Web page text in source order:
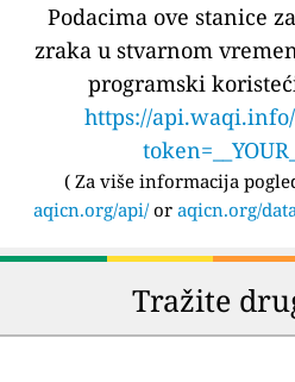
Podacima ove stanice
zraka u stvarnom
programski
https://
( Za više informacija
aqicn.org/api/or aqicn.org/
Tražite